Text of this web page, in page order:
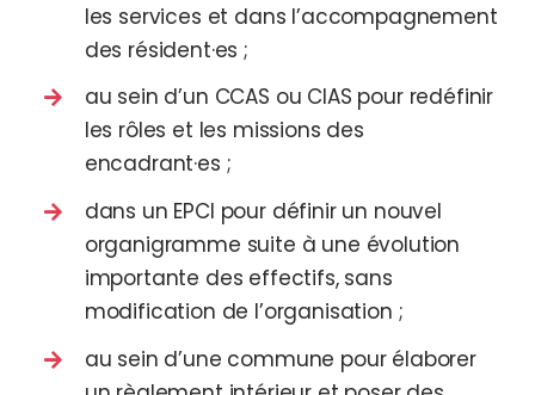
les services et dans l’accompagnement
des résident·es ;
au sein d’un CCAS ou CIAS pour redéfinir
les rôles et les missions des
encadrant·es ;
dans un EPCI pour définir un nouvel
organigramme suite à une évolution
importante des effectifs, sans
modification de l’organisation ;
au sein d’une commune pour élaborer